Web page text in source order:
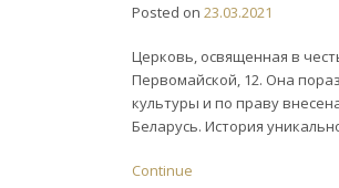
Posted on 23.03.2021
Церковь, освященная в
Первомайской, 12. Она
культуры и по праву
Беларусь. История
Continue